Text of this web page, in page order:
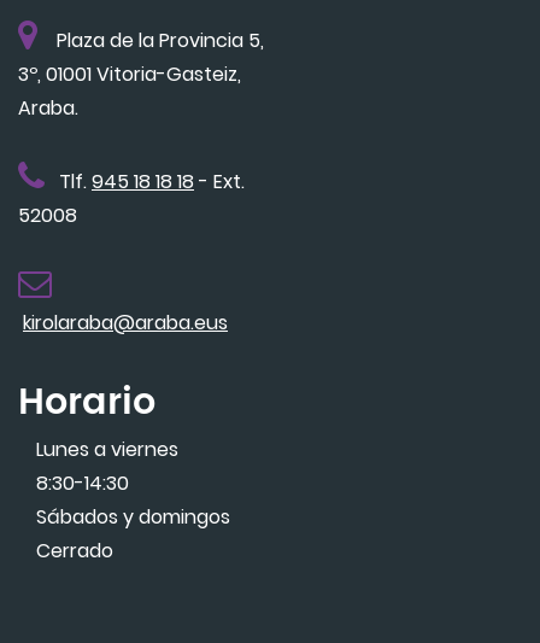
Plaza de la Provincia 5,
3º, 01001 Vitoria-Gasteiz,
Araba.
Tlf.945 18 18 18 - Ext.
52008
kirolaraba@araba.eus
Horario
Lunes a viernes
8:30-14:30
Sábados y domingos
Cerrado